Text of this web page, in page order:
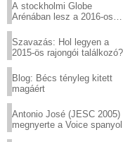
A stockholmi Globe
Arénában lesz a 2016-os
Szavazás: Hol legyen a
2015-ös rajongói találkozó?
Blog: Bécs tényleg kitett
magáért
Antonio José (JESC 2005)
megnyerte a Voice spanyol